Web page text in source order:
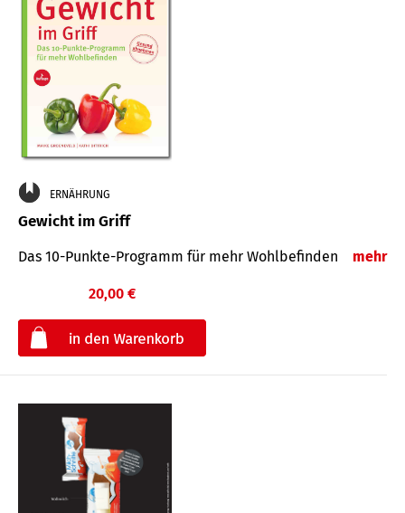
ERNÄHRUNG
Gewicht im Griff
Das 10-Punkte-Programm für mehr Wohlbefinden mehr
20,00 €